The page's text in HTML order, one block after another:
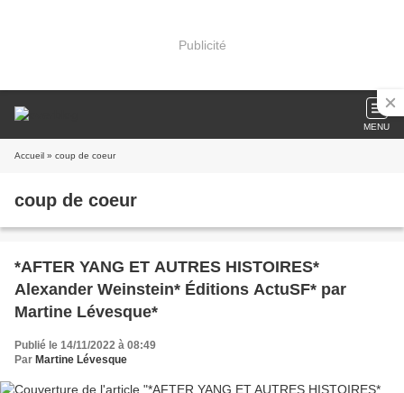
Publicité
MENU
Accueil » coup de coeur
coup de coeur
*AFTER YANG ET AUTRES HISTOIRES*
Alexander Weinstein* Éditions ActuSF* par
Martine Lévesque*
Publié le 14/11/2022 à 08:49
Par Martine Lévesque